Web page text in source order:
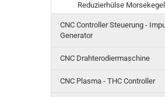
Reduzierhülse Morsekegel
CNC Controller Steuerung -
Generator
CNC Drahterodiermaschine
CNC Plasma - THC Controller